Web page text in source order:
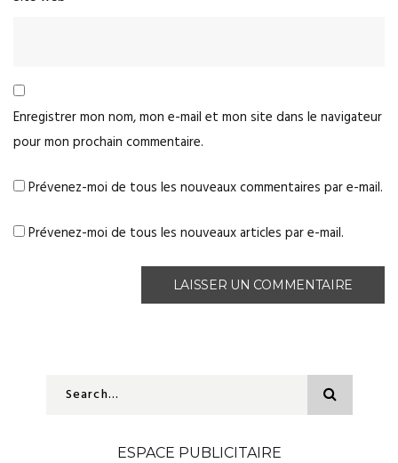
Enregistrer mon nom, mon e-mail et mon site dans le navigateur
pour mon prochain commentaire.
Prévenez-moi de tous les nouveaux commentaires par e-mail.
Prévenez-moi de tous les nouveaux articles par e-mail.
ESPACE PUBLICITAIRE